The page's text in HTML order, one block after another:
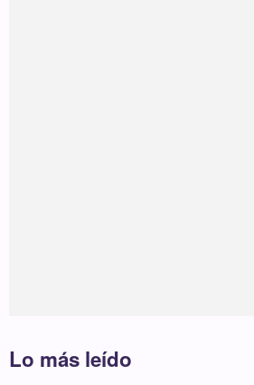
Lo más leído